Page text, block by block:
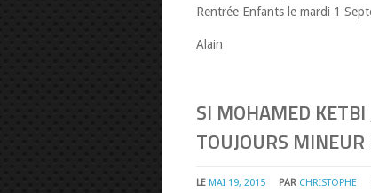
Rentrée Enfants le mardi 1
Alain
SI MOHAMED
TOUJOURS MINEUR
LE MAI 19, 2015 PAR CHRISTOPHE